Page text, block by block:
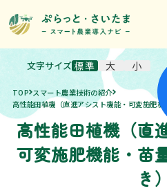
スマート農業技術の紹
導入事例
農機メーカー検索
お知らせ・イベント
TOP スマート農業技術の紹介
高性能田植機（直進アシスト機能・可変施肥
文字サイズ標準 大 小
高性能田植機（直
可変施肥機能・苗
き）